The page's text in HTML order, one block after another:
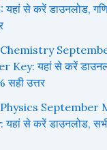
से करें डाउनलोड,
Key: यहां से करें
उत्तर
September
से करें डाउनलोड,